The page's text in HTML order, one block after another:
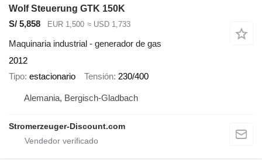
Wolf Steuerung GTK 150K
S/ 5,858
EUR 1,500 ≈ USD 1,733
Maquinaria industrial - generador de gas
2012
Tipo estacionario Tensión 230/400
Alemania, Bergisch-Gladbach
Stromerzeuger-Discount.com